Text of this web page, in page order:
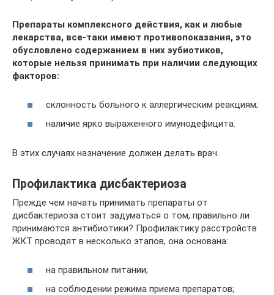
Препараты комплексного действия, как и любые
лекарства, все-таки имеют противопоказания, это
обусловлено содержанием в них эубиотиков,
которые нельзя принимать при наличии следующих
факторов:
склонность больного к аллергическим реакциям;
наличие ярко выраженного имунодефицита.
В этих случаях назначение должен делать врач.
Профилактика дисбактериоза
Прежде чем начать принимать препараты от
дисбактериоза стоит задуматься о том, правильно ли
принимаются антибиотики? Профилактику расстройств
ЖКТ проводят в несколько этапов, она основана:
на правильном питании;
на соблюдении режима приема препаратов;